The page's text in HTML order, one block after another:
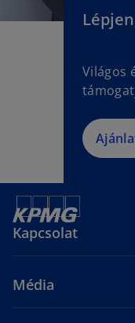
Világos
Kapcsolat
Média